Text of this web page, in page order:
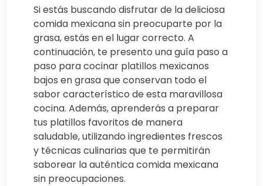
Si estás buscando disfrutar de la deliciosa
comida mexicana sin preocuparte por la
grasa, estás en el lugar correcto. A
continuación, te presento una guía paso a
paso para cocinar platillos mexicanos
bajos en grasa que conservan todo el
sabor característico de esta maravillosa
cocina. Además, aprenderás a preparar
tus platillos favoritos de manera
saludable, utilizando ingredientes frescos
y técnicas culinarias que te permitirán
saborear la auténtica comida mexicana
sin preocupaciones.